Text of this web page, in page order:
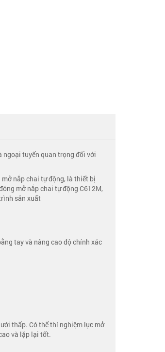
ngoại tuyến quan trọng đối với
nắp chai tự động, là thiết bị
mở nắp chai tự động C612M,
sản xuất
tay và nâng cao độ chính xác
thấp. Có thể thí nghiệm lực mở
và lặp lại tốt.